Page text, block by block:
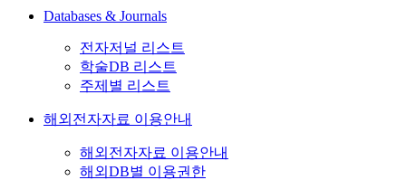
Databases & Journals
전자저널 리스트
학술DB 리스트
주제별 리스트
해외전자자료 이용안내
해외전자자료 이용안내
해외DB별 이용권한